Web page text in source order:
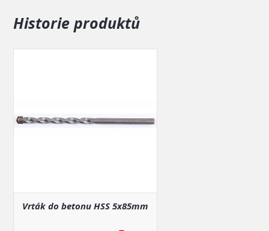
Historie produktů
Vrták do betonu HSS 5x85mm